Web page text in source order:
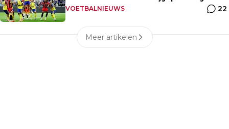
eigen huis
VOETBALNIEUWS 22
Meer artikelen